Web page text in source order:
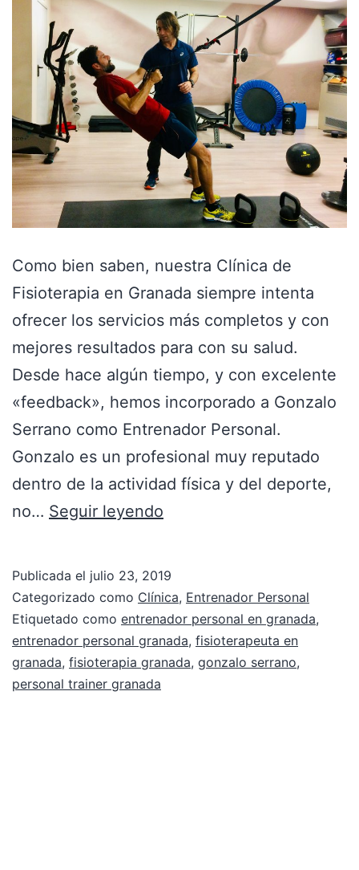
Como bien saben, nuestra Clínica de
Fisioterapia en Granada siempre intenta
ofrecer los servicios más completos y con
mejores resultados para con su salud.
Desde hace algún tiempo, y con excelente
«feedback», hemos incorporado a Gonzalo
Serrano como Entrenador Personal.
Gonzalo es un profesional muy reputado
dentro de la actividad física y del deporte,
no… Seguir leyendo
Publicada el julio 23, 2019
Categorizado como Clínica, Entrenador Personal
Etiquetado como entrenador personal en granada,
entrenador personal granada, fisioterapeuta en
granada, fisioterapia granada, gonzalo serrano,
personal trainer granada